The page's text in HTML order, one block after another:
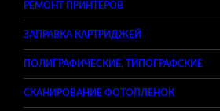
РЕМОНТ ПРИНТЕРОВ
ЗАПРАВКА КАРТРИДЖЕЙ
ПОЛИГРАФИЧЕСКИЕ, ТИПОГРАФСКИЕ
СКАНИРОВАНИЕ ФОТОПЛЕНОК